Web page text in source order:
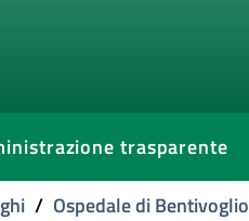
trasparente
/ Ospedale di Bentivoglio